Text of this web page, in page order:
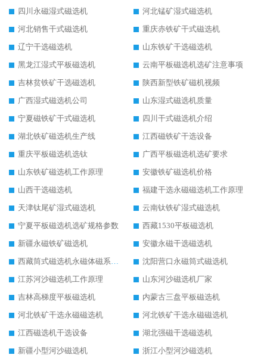
四川永磁湿式磁选机
河北锰矿湿式磁选机
河北销售干式磁选机
重庆赤铁矿干式磁选机
辽宁干选磁选机
山东铁矿干选磁选机
黑龙江湿式平板磁选机
云南平板磁选机选矿注意事项
吉林贫铁矿干选磁选机
陕西新型铁矿磁机视频
广西湿式磁选机公司
山东湿式磁选机质量
宁夏磁铁矿干式磁选机
四川干式磁选机介绍
湖北铁矿磁选机生产线
江西磁铁矿干选设备
重庆平板磁选机选钛
广西平板磁选机选矿要求
山东铁矿磁选机工作原理
安徽铁矿磁选机价格
山西干选磁选机
福建干选永磁磁选机工作原理
天津钛尾矿湿式磁选机
云南钛铁矿湿式磁选机
宁夏平板磁选机选矿规格参数
西藏1530平板磁选机
新疆永磁铁矿磁选机
安徽永磁干选磁选机
西藏筒式磁选机永磁体磁系设计
沈阳营口永磁筒式磁选机
江苏河沙磁选机工作原理
山东河沙磁选机厂家
吉林高梯度平板磁选机
内蒙古三盘平板磁选机
河北铁矿干选永磁磁选机
河北铁矿干选永磁磁选机
江西磁选机干选设备
湖北强磁干选磁选机
新疆小型河沙磁选机
浙江小型河沙磁选机